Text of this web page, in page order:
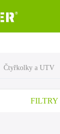
Čtyřkolky a UTV
FILTRY